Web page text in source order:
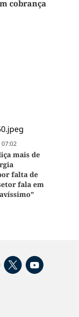
cobrança
mais de
falta de
fala em